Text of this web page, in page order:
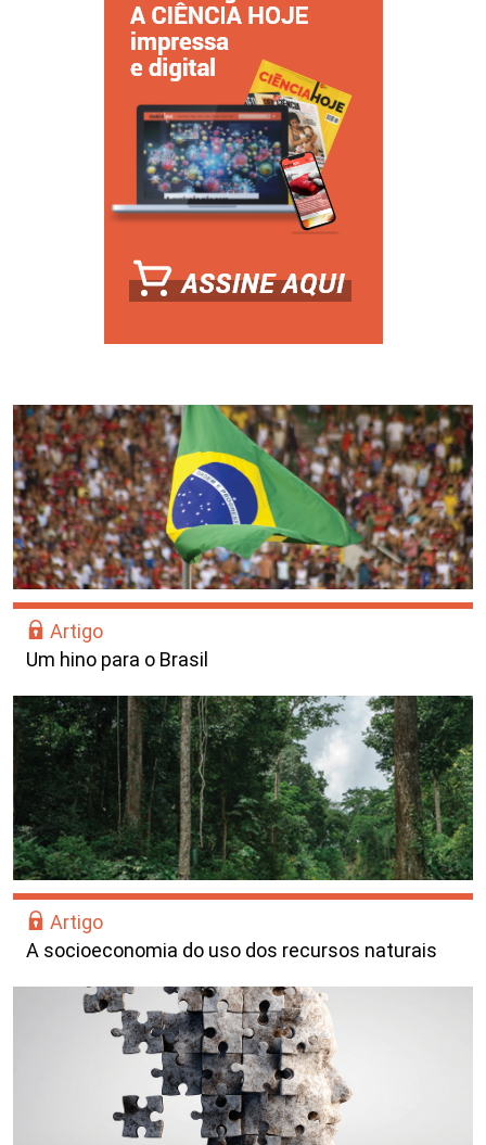
Artigo
Um hino para o Brasil
Artigo
A socioeconomia do uso dos recursos naturais